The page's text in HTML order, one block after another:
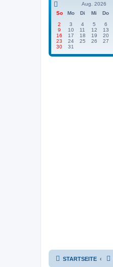
Aug. 2026
So
Mo Di Mi Do
2
3 4 5 6
9
10 11 12 13
16
17 18 19 20
23
24 25 26 27
30
31
STARTSEITE